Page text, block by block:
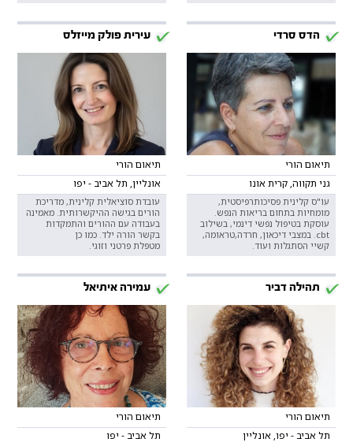
הדס סרדי
תיאום הורי
גני תקווה, קרית אונו
עו"ס קלינית פסיכותרפיסטית,
מומחיות בתחום בריאות הנפש.
עוסקת בטיפול נפשי דינמי, בשילוב
cbt. במצבי דיכאון, חרדה,טראומה,
קשיי הסתגלות ועוד.
עירית פולק מייזלס
תיאום הורי
אונליין, תל אביב - יפו
עובדת סוציאלית קלינית, מדריכת
הורים בגישה ההיקשרותית. מאמינה
בעבודה עם ההורים והתמקדות
בקשר הורה ילד. כמו כן
מטפלת פרטני וזוגי.
תהילה דביר
תיאום הורי
תל אביב - יפו, אונליין
עמירה איתיאל
תיאום הורי
תל אביב - יפו